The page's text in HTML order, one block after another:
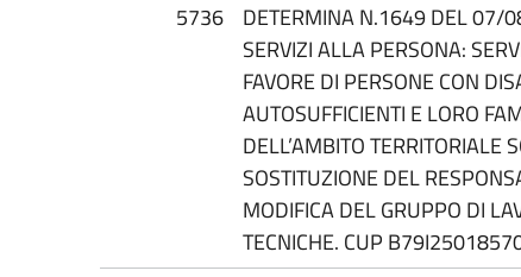
5736
DETERMINA N.1649 DEL 07/
SERVIZI ALLA PERSONA:
FAVORE DI PERSONE CON
AUTOSUFFICIENTI E LORO
DELL’AMBITO TERRITORIALE
SOSTITUZIONE DEL
MODIFICA DEL GRUPPO DI
TECNICHE. CUP